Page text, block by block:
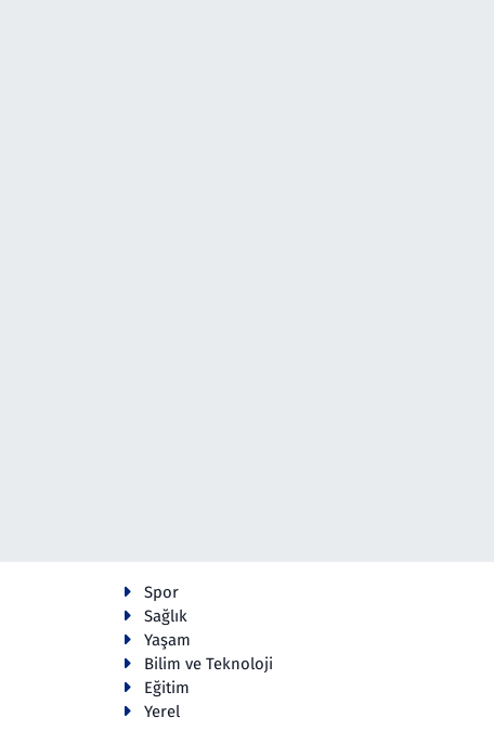
Spor
Sağlık
Yaşam
Bilim ve Teknoloji
Eğitim
Yerel